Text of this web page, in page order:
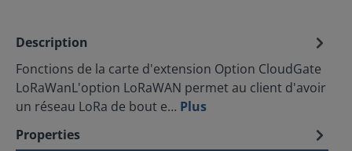
Description
Fonctions de la carte d'extension Option CloudGate
LoRaWanL'option LoRaWAN permet au client d'avoir
un réseau LoRa de bout e… Plus
Properties